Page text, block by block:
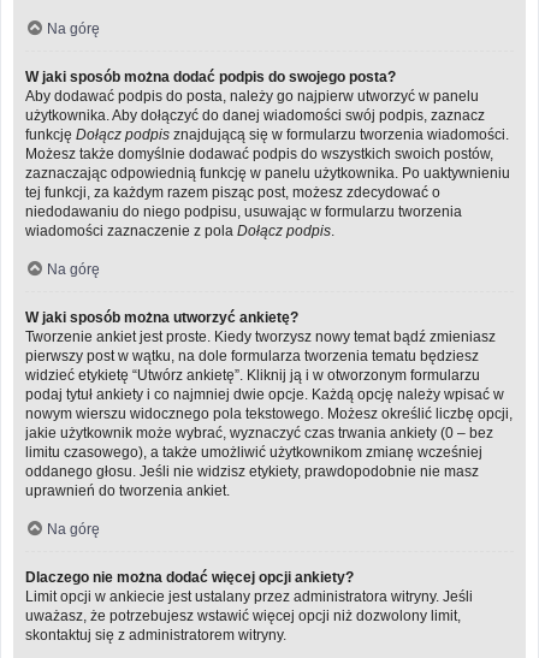
Na górę
W jaki sposób można dodać podpis do swojego posta?
Aby dodawać podpis do posta, należy go najpierw utworzyć w panelu
użytkownika. Aby dołączyć do danej wiadomości swój podpis, zaznacz
funkcję Dołącz podpis znajdującą się w formularzu tworzenia wiadomości.
Możesz także domyślnie dodawać podpis do wszystkich swoich postów,
zaznaczając odpowiednią funkcję w panelu użytkownika. Po uaktywnieniu
tej funkcji, za każdym razem pisząc post, możesz zdecydować o
niedodawaniu do niego podpisu, usuwając w formularzu tworzenia
wiadomości zaznaczenie z pola Dołącz podpis
Na górę
W jaki sposób można utworzyć ankietę?
Tworzenie ankiet jest proste. Kiedy tworzysz nowy temat bądź zmieniasz
pierwszy post w wątku, na dole formularza tworzenia tematu będziesz
widzieć etykietę “Utwórz ankietę”. Kliknij ją i w otworzonym formularzu
podaj tytuł ankiety i co najmniej dwie opcje. Każdą opcję należy wpisać w
nowym wierszu widocznego pola tekstowego. Możesz określić liczbę opcji,
jakie użytkownik może wybrać, wyznaczyć czas trwania ankiety (0 – bez
limitu czasowego), a także umożliwić użytkownikom zmianę wcześniej
oddanego głosu. Jeśli nie widzisz etykiety, prawdopodobnie nie masz
uprawnień do tworzenia ankiet.
Na górę
Dlaczego nie można dodać więcej opcji ankiety?
Limit opcji w ankiecie jest ustalany przez administratora witryny. Jeśli
uważasz, że potrzebujesz wstawić więcej opcji niż dozwolony limit,
skontaktuj się z administratorem witryny.